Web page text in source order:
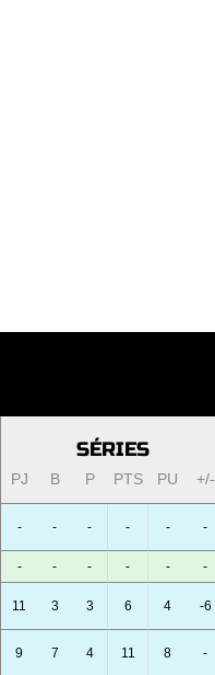
SÉRIES
PJ B P PTS PU +/-
- - - - - -
- - - - - -
11 3 3 6 4 -6
9 7 4 11 8 -